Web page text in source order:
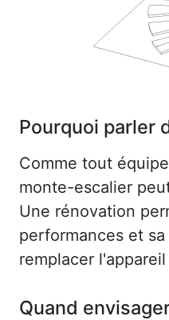
Pourquoi parler
Comme tout
monte-escalier
Une rénovation
performances et
remplacer
Quand